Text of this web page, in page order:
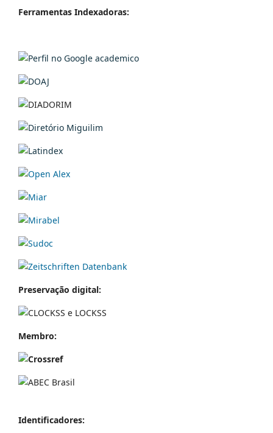
Ferramentas Indexadoras:
Preservação digital:
Membro:
Identificadores: